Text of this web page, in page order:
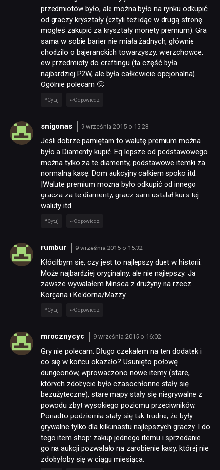
PUBLICYSTYKA
KULTURA
RETRO
TECHNOLOGIE
DYSKUSJE
JUŻ GRALIŚMY
SKLEP
przedmiotów było, ale można było na rynku odkupić
od graczy kryształy (cztyli też idąc w drugą stronę
mogłeś zakupić za kryształy monety premium). Gra
sama w sobie barier nie miała żadnych, głównie
chodzilo o bajeranckich towarzyszy, wierzchowce,
ew przedmioty do craftingu (ta część była
najbardziej P2W, ale była całkowicie opcjonalna).
Ogólnie polecam 🙂
Cytuj Odpowiedz
snigonas 9 września 2015 o 15:23
Jeśli dobrze pamiętam to walutę premium można
było a Diamenty kupić. Eq lepsze od podstawowego
można tylko za te diamenty, podstawowe itemki za
normalną kasę. Dom aukcyjny całkiem spoko itd.
|Walute premium można było odkupić od innego
gracza za te diamenty, gracz sam ustalał kurs tej
waluty itd.
Cytuj Odpowiedz
rumbur 9 września 2015 o 15:32
Kłóciłbym się, czy jest to najlepszy duet w historii.
Może najbardziej oryginalny, ale nie najlepszy. Ja
zawsze wywalałem Minsca z drużyny na rzecz
Korgana i Keldorna/Mazzy.
Cytuj Odpowiedz
mrocznycyc 9 września 2015 o 16:02
Gry nie polecam. Długo czekałem na ten dodatek i
co się w końcu okazało? Usunięto połowę
dungeonów, wprowadzono nowe itemy (stare,
których zdobycie było czasochłonne stały się
bezużyteczne), stare mapy stały się niegrywalne z
powodu zbyt wysokiego poziomu przeciwników.
Ponadto podziemia stały się tak trudne, że były
grywalne tylko dla kilkunastu najlepszych graczy. I do
tego item shop: zakup jednego itemu i sprzedanie
go na aukcji pozwalało na zarobienie kasy, której nie
zdobyłoby się w ciągu miesiąca.